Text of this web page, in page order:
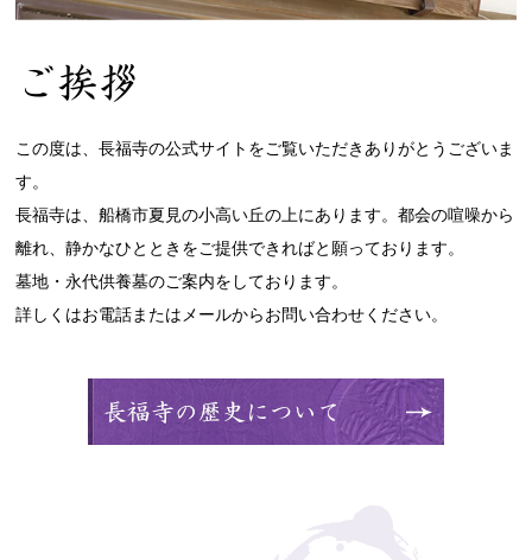
ご挨拶
この度は、長福寺の公式サイトをご覧いただきありがとうございま
す。
長福寺は、船橋市夏見の小高い丘の上にあります。都会の喧噪から
離れ、静かなひとときをご提供できればと願っております。
墓地・永代供養墓のご案内をしております。
詳しくはお電話またはメールからお問い合わせください。